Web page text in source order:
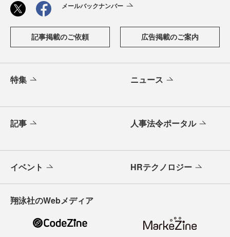
メールバックナンバー
記事掲載のご依頼 広告掲載のご案内
特集 ニュース
記事 人事法令ポータル
イベント HRテクノロジー
翔泳社のWebメディア